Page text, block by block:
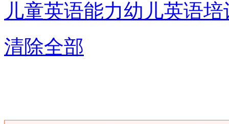
儿童英语能力幼儿英语培
清除全部